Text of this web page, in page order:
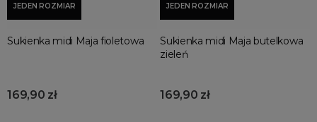
PARTY
Spring sale
JEDEN ROZMIAR
Sukienka midi Maja fioletowa
169,90 zł
JEDEN ROZMIAR
Sukienka midi Maja butelkowa
zieleń
169,90 zł